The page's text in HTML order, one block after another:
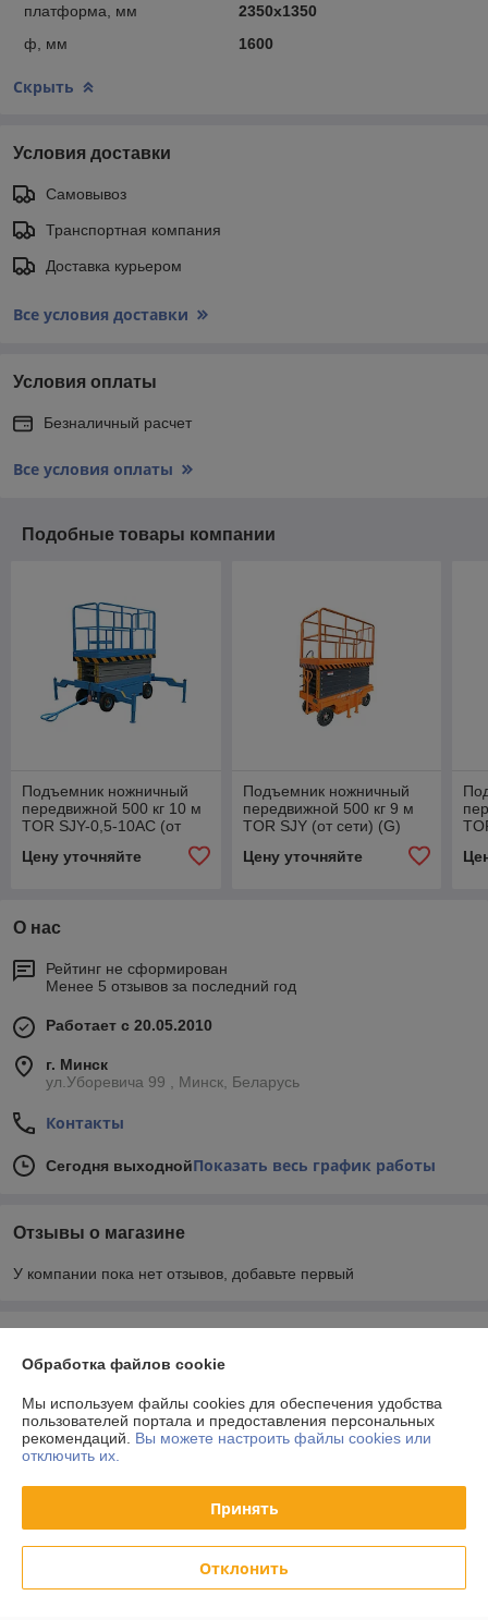
платформа, мм
2350х1350
ф, мм
1600
Скрыть
Условия доставки
Самовывоз
Транспортная компания
Доставка курьером
Все условия доставки
Условия оплаты
Безналичный расчет
Все условия оплаты
Подобные товары компании
Подъемник ножничный
передвижной 500 кг 10 м
TOR SJY-0,5-10AC (от
Цену уточняйте
Подъемник ножничный
передвижной 500 кг 9 м
TOR SJY (от сети) (G)
Цену уточняйте
О нас
Рейтинг не сформирован
Менее 5 отзывов за последний год
Работает с 20.05.2010
г. Минск
ул.Уборевича 99 , Минск, Беларусь
Контакты
Сегодня выходнойПоказать весь график работы
Отзывы о магазине
У компании пока нет отзывов, добавьте первый
Доставка и оплата
График работы
Полная версия сайта
Политика обработки cookies
Обработка файлов cookie
Мы используем файлы cookies для обеспечения удобства
пользователей портала и предоставления персональных
рекомендаций. Вы можете настроить файлы cookies или
отключить их.
Принять
Отклонить